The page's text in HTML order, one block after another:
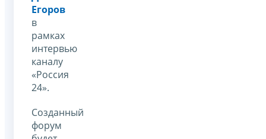
Егоров
в
рамках
интервью
каналу
«Россия
24».
Созданный
форум